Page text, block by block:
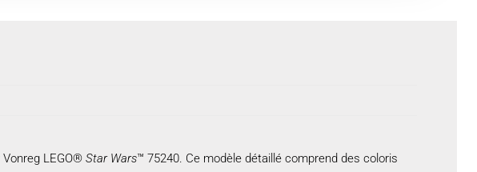
LEGO® Star Wars™ 75240. Ce modèle détaillé comprend des coloris